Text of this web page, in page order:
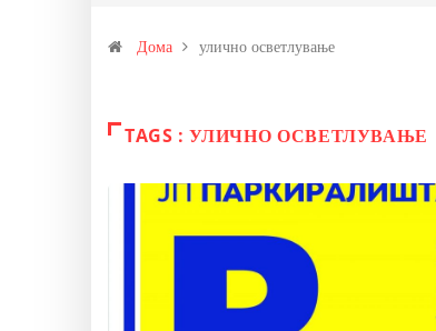
Дома улично осветлување
TAGS : УЛИЧНО ОСВЕТЛУВАЊЕ